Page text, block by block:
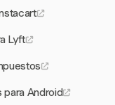
Lyft
para Android